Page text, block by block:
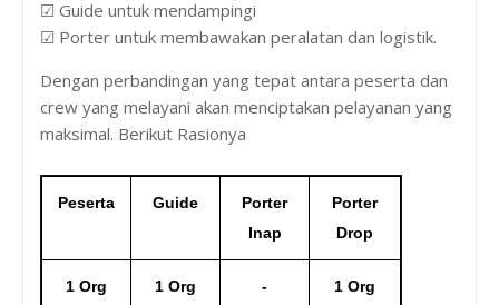
☑ Guide untuk mendampingi
☑ Porter untuk membawakan peralatan dan logistik.
Dengan perbandingan yang tepat antara peserta dan
crew yang melayani akan menciptakan pelayanan yang
maksimal. Berikut Rasionya
Peserta Guide
Porter
Inap
Porter
Drop
1 Org 1 Org - 1 Org